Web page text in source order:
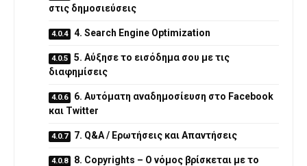
στις δημοσιεύσεις
4. Search Engine Optimization
5. Αύξησε το εισόδημα σου με τις
διαφημίσεις
6. Αυτόματη αναδημοσίευση στο Facebook
και Twitter
7. Q&A / Ερωτήσεις και Απαντήσεις
8. Copyrights – Ο νόμος βρίσκεται με το